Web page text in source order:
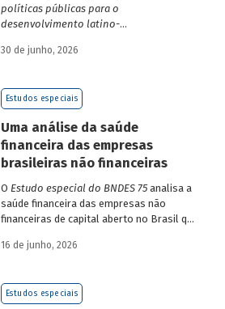
políticas públicas para o
desenvolvimento latino-
da Escola de Governo e Desenvolvimento
30 de junho, 2026
Estudos especiais
Uma análise da saúde
financeira das empresas
brasileiras não financeiras
O Estudo especial do BNDES 75analisa a
saúde financeira das empresas não
financeiras de capital aberto no Brasil que
valores. Para isso, parte de uma amostra
dimensões: lucratividade, solvência,
16 de junho, 2026
Estudos especiais